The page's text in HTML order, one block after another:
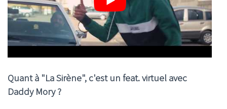
Quant à "La Sirène", c'est un feat. virtuel avec
Daddy Mory ?